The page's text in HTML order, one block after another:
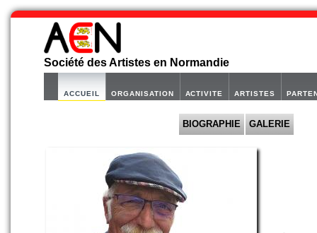
Société des Artistes en Normandie
ACCUEIL ORGANISATION ACTIVITE ARTISTES
BIOGRAPHIE GALERIE